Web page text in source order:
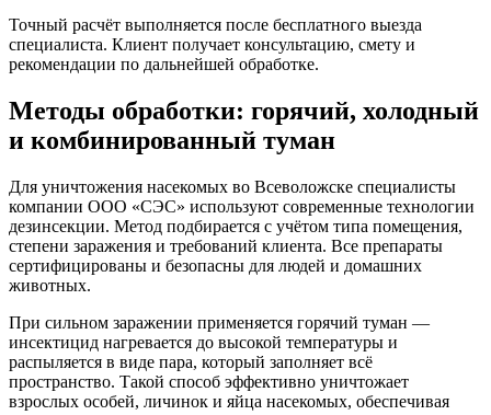
Точный расчёт выполняется после бесплатного выезда
специалиста. Клиент получает консультацию, смету и
рекомендации по дальнейшей обработке.
Методы обработки: горячий, холодный
и комбинированный туман
Для уничтожения насекомых во Всеволожске специалисты
компании ООО «СЭС» используют современные технологии
дезинсекции. Метод подбирается с учётом типа помещения,
степени заражения и требований клиента. Все препараты
сертифицированы и безопасны для людей и домашних
животных.
При сильном заражении применяется горячий туман —
инсектицид нагревается до высокой температуры и
распыляется в виде пара, который заполняет всё
пространство. Такой способ эффективно уничтожает
взрослых особей, личинок и яйца насекомых, обеспечивая